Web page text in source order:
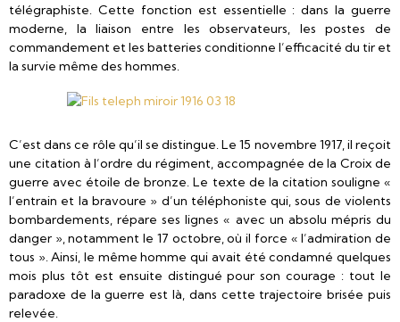
télégraphiste. Cette fonction est essentielle : dans la guerre
moderne, la liaison entre les observateurs, les postes de
commandement et les batteries conditionne l’efficacité du tir et
la survie même des hommes.
C’est dans ce rôle qu’il se distingue. Le 15 novembre 1917, il reçoit
une citation à l’ordre du régiment, accompagnée de la Croix de
guerre avec étoile de bronze. Le texte de la citation souligne «
l’entrain et la bravoure » d’un téléphoniste qui, sous de violents
bombardements, répare ses lignes « avec un absolu mépris du
danger », notamment le 17 octobre, où il force « l’admiration de
tous ». Ainsi, le même homme qui avait été condamné quelques
mois plus tôt est ensuite distingué pour son courage : tout le
paradoxe de la guerre est là, dans cette trajectoire brisée puis
relevée.